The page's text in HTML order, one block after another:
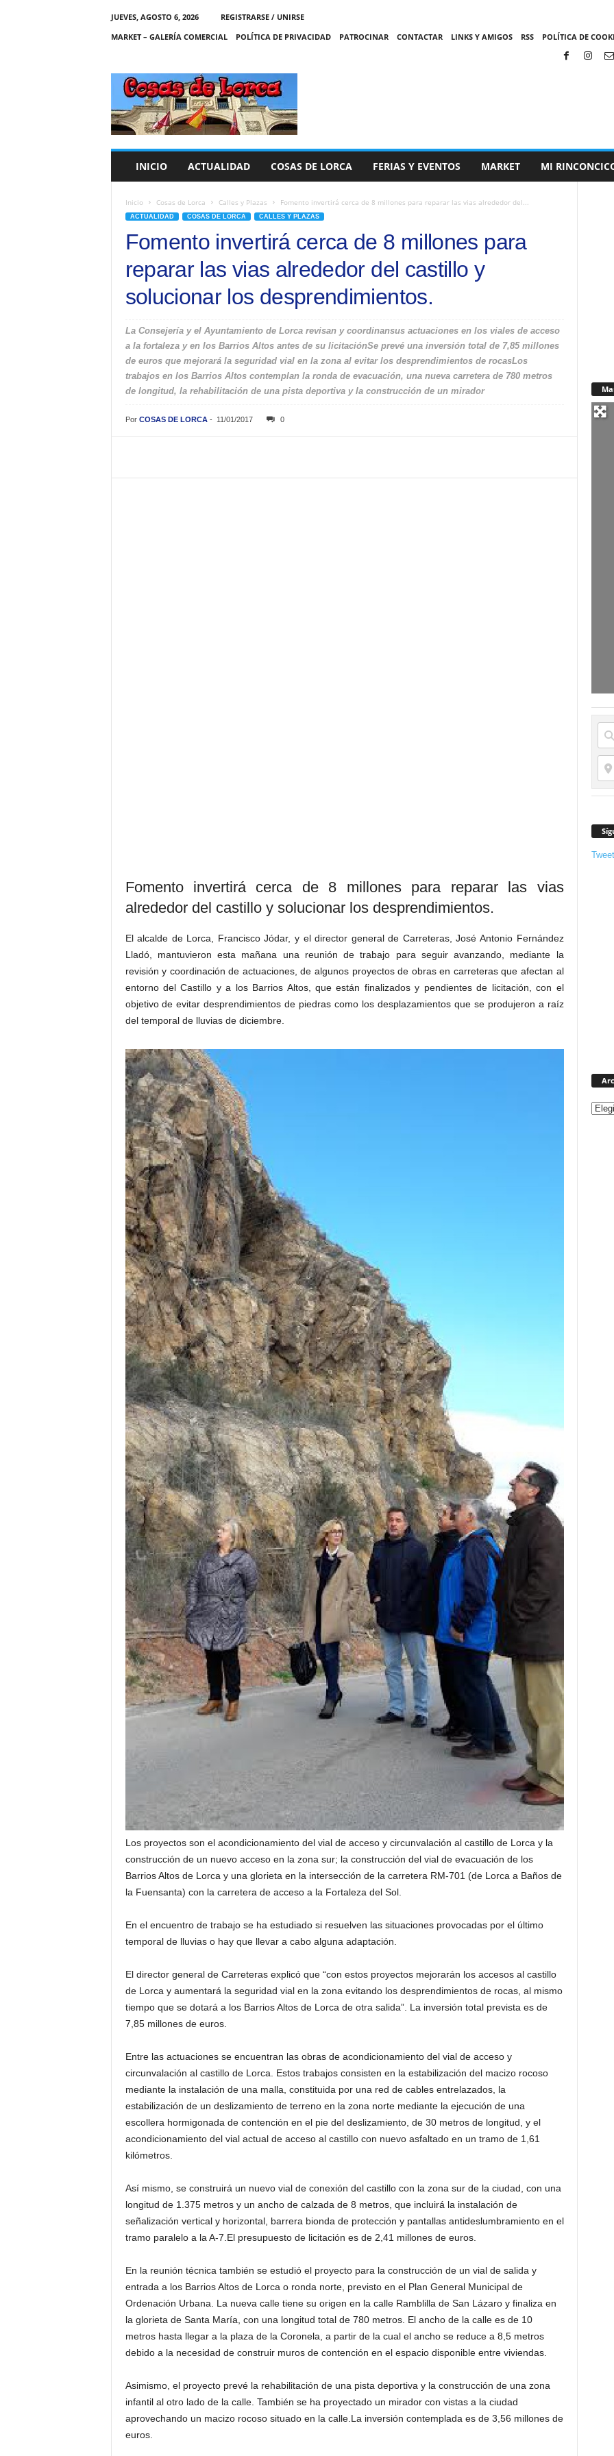
JUEVES, AGOSTO 6, 2026
REGISTRARSE / UNIRSE
MARKET – GALERÍA COMERCIAL
POLÍTICA DE PRIVACIDAD PATROCINAR CONTACTAR LINKS Y AMIGOS RSS POLÍTICA DE
C
A
S
INICIO ACTUALIDAD COSAS DE LORCA FERIAS Y EVENTOS MARKET MI
Inicio Cosas de Lorca Calles y Plazas Fomento invertirá cerca de 8 millones para reparar las vias alrededor del...
ACTUALIDAD COSAS DE LORCA CALLES Y PLAZAS
Fomento invertirá cerca de 8 millones para
reparar las vias alrededor del castillo y
solucionar los desprendimientos.
La Consejería y el Ayuntamiento de Lorca revisan y coordinansus actuaciones en los viales de acceso
a la fortaleza y en los Barrios Altos antes de su licitaciónSe prevé una inversión total de 7,85 millones
de euros que mejorará la seguridad vial en la zona al evitar los desprendimientos de rocasLos
trabajos en los Barrios Altos contemplan la ronda de evacuación, una nueva carretera de 780 metros
de longitud, la rehabilitación de una pista deportiva y la construcción de un mirador
Por COSAS DE LORCA- 11/01/2017 0
Fomento invertirá cerca de 8 millones para reparar las vias
alrededor del castillo y solucionar los desprendimientos.
El alcalde de Lorca, Francisco Jódar, y el director general de Carreteras, José Antonio Fernández
Lladó, mantuvieron esta mañana una reunión de trabajo para seguir avanzando, mediante la
revisión y coordinación de actuaciones, de algunos proyectos de obras en carreteras que afectan al
entorno del Castillo y a los Barrios Altos, que están finalizados y pendientes de licitación, con el
objetivo de evitar desprendimientos de piedras como los desplazamientos que se produjeron a raíz
del temporal de lluvias de diciembre.
Los proyectos son el acondicionamiento del vial de acceso y circunvalación al castillo de Lorca y la
construcción de un nuevo acceso en la zona sur; la construcción del vial de evacuación de los
Barrios Altos de Lorca y una glorieta en la intersección de la carretera RM-701 (de Lorca a Baños de
la Fuensanta) con la carretera de acceso a la Fortaleza del Sol.
En el encuentro de trabajo se ha estudiado si resuelven las situaciones provocadas por el último
temporal de lluvias o hay que llevar a cabo alguna adaptación.
El director general de Carreteras explicó que “con estos proyectos mejorarán los accesos al castillo
de Lorca y aumentará la seguridad vial en la zona evitando los desprendimientos de rocas, al mismo
tiempo que se dotará a los Barrios Altos de Lorca de otra salida”. La inversión total prevista es de
7,85 millones de euros.
Entre las actuaciones se encuentran las obras de acondicionamiento del vial de acceso y
circunvalación al castillo de Lorca. Estos trabajos consisten en la estabilización del macizo rocoso
mediante la instalación de una malla, constituida por una red de cables entrelazados, la
estabilización de un deslizamiento de terreno en la zona norte mediante la ejecución de una
escollera hormigonada de contención en el pie del deslizamiento, de 30 metros de longitud, y el
acondicionamiento del vial actual de acceso al castillo con nuevo asfaltado en un tramo de 1,61
kilómetros.
Así mismo, se construirá un nuevo vial de conexión del castillo con la zona sur de la ciudad, con una
longitud de 1.375 metros y un ancho de calzada de 8 metros, que incluirá la instalación de
señalización vertical y horizontal, barrera bionda de protección y pantallas antideslumbramiento en el
tramo paralelo a la A-7.El presupuesto de licitación es de 2,41 millones de euros.
En la reunión técnica también se estudió el proyecto para la construcción de un vial de salida y
entrada a los Barrios Altos de Lorca o ronda norte, previsto en el Plan General Municipal de
Ordenación Urbana. La nueva calle tiene su origen en la calle Ramblilla de San Lázaro y finaliza en
la glorieta de Santa María, con una longitud total de 780 metros. El ancho de la calle es de 10
metros hasta llegar a la plaza de la Coronela, a partir de la cual el ancho se reduce a 8,5 metros
debido a la necesidad de construir muros de contención en el espacio disponible entre viviendas.
Asimismo, el proyecto prevé la rehabilitación de una pista deportiva y la construcción de una zona
infantil al otro lado de la calle. También se ha proyectado un mirador con vistas a la ciudad
aprovechando un macizo rocoso situado en la calle.La inversión contemplada es de 3,56 millones de
euros.